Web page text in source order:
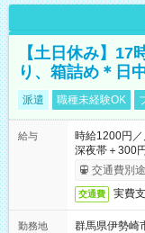
【土日休み】17
り、箱詰め＊日
派遣 職種未経験OK
給与
時給1200円
深夜帯＋300
交通費別
交通費 実費
勤務地
群馬県伊勢崎